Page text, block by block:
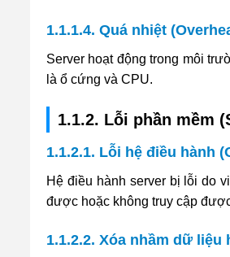
1.1.1.4. Quá nhiệt
Server hoạt động trong môi
là ổ cứng và CPU.
1.1.2. Lỗi phần mềm
1.1.2.1. Lỗi hệ điều hành
Hệ điều hành server bị lỗi do
được hoặc không truy cập
1.1.2.2. Xóa nhầm dữ liệu